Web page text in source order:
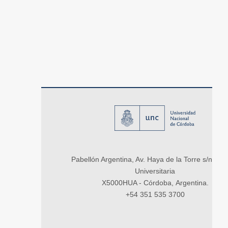
Pabellón Argentina, Av. Haya de la Torre s/n,
Universitaria
X5000HUA - Córdoba, Argentina.
+54 351 535 3700